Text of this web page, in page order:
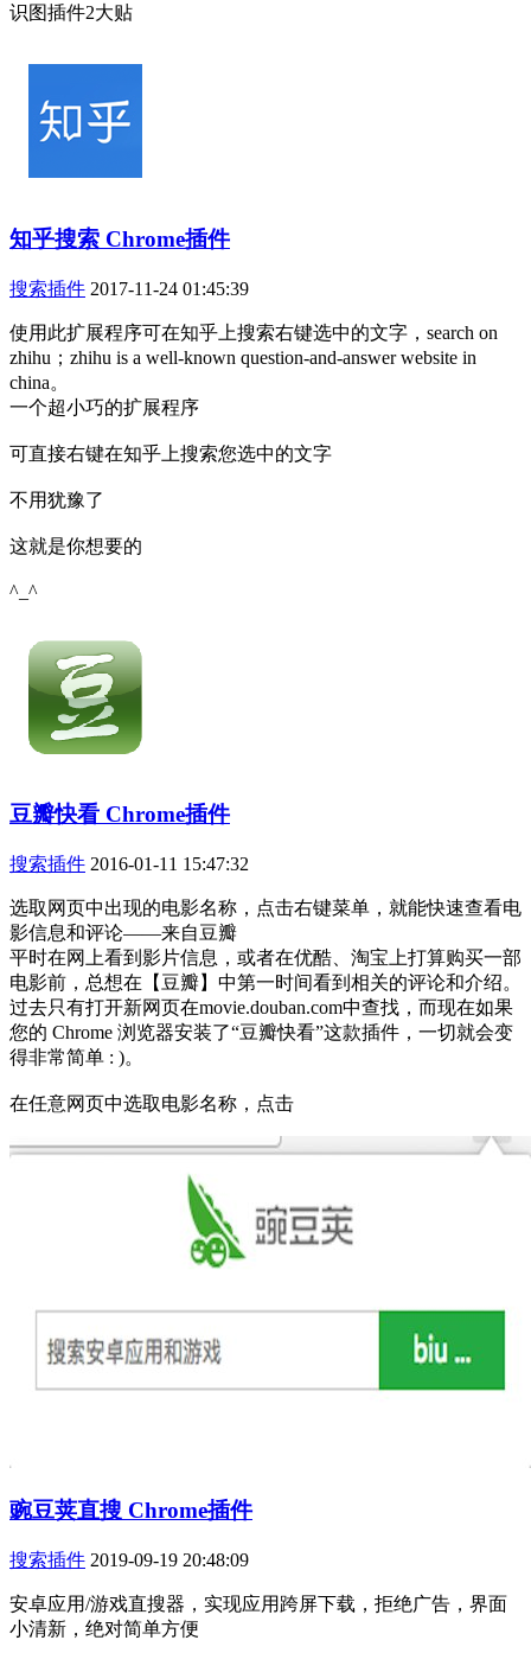
识图插件2大贴
知乎搜索 Chrome插件
搜索插件 2017-11-24 01:45:39
使用此扩展程序可在知乎上搜索右键选中的文字，search on
zhihu；zhihu is a well-known question-and-answer website in
china。
一个超小巧的扩展程序
可直接右键在知乎上搜索您选中的文字
不用犹豫了
这就是你想要的
^_^
豆瓣快看 Chrome插件
搜索插件 2016-01-11 15:47:32
选取网页中出现的电影名称，点击右键菜单，就能快速查看电
影信息和评论——来自豆瓣
平时在网上看到影片信息，或者在优酷、淘宝上打算购买一部
电影前，总想在【豆瓣】中第一时间看到相关的评论和介绍。
过去只有打开新网页在movie.douban.com中查找，而现在如果
您的 Chrome 浏览器安装了“豆瓣快看”这款插件，一切就会变
得非常简单 : )。
在任意网页中选取电影名称，点击
豌豆荚直搜 Chrome插件
搜索插件 2019-09-19 20:48:09
安卓应用/游戏直搜器，实现应用跨屏下载，拒绝广告，界面
小清新，绝对简单方便